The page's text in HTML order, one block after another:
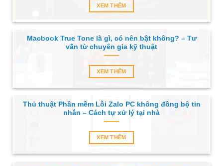
XEM THÊM
Macbook True Tone là gì, có nên bật không? – Tư
vấn từ chuyên gia kỹ thuật
XEM THÊM
Thủ thuật Phần mềm Lỗi Zalo PC không đồng bộ tin
nhắn – Cách tự xử lý tại nhà
XEM THÊM